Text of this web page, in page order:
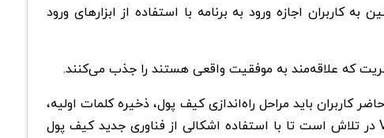
کاربران اجازه ورود به برنامه با استفاده از ابزارهای ورود
کاربران باید مراحل راه‌اندازی کیف پول، ذخیره کلمات اولیه،
انتقال رمزارزها و همچنین تغییر شبک‌ها را بدانند و انجام دهند. که این عوامل برای کاربران Web2 ناآشنا هستند. Valio در تلاش است تا با استفاده اشکالی از فناوری جدید کیف پول